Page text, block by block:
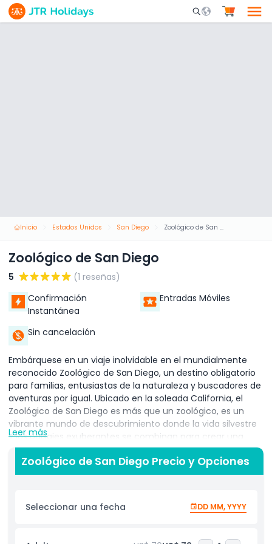
Mobile Search
Inicio Estados Unidos San Diego Zoológico de San Diego
Zoológico de San Diego
5
(1 reseñas)
Confirmación
Instantánea
Entradas Móviles
Sin cancelación
Embárquese en un viaje inolvidable en el mundialmente
reconocido Zoológico de San Diego, un destino obligatorio
para familias, entusiastas de la naturaleza y buscadores de
aventuras por igual. Ubicado en la soleada California, el
Zoológico de San Diego es más que un zoológico, es un
vibrante mundo de descubrimiento donde la vida silvestre
y los paisajes exuberantes se combinan para crear una
experiencia extraordinaria para visitantes de todas las
edades. Comience su aventura conociendo a los famosos
pandas gigantes del Zoológico de San Diego en su hábitat
entorno juguetón y relajado. No se pierda a los adorables
koalas, dormitando en árboles de eucalipto, que encarnan
visitantes. Para los amantes de las plantas, el Zoológico de
Leer más
Zoológico de San Diego Precio y Opciones
Seleccionar una fecha DD MM, YYYY